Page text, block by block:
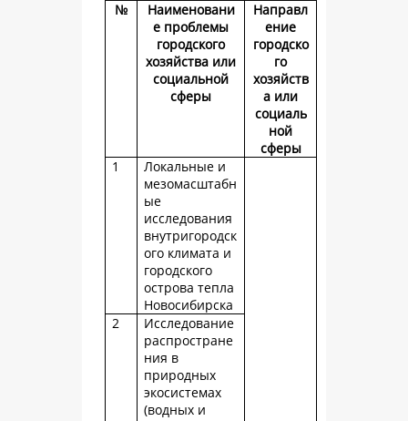
№
Наименовани
е проблемы
городского
хозяйства или
социальной
сферы
Направл
ение
городско
го
хозяйств
а или
социаль
ной
сферы
1
Локальные и
мезомасштабн
ые
исследования
внутригородск
ого климата и
городского
острова тепла
Новосибирска
2
Исследование
распростране
ния в
природных
экосистемах
(водных и